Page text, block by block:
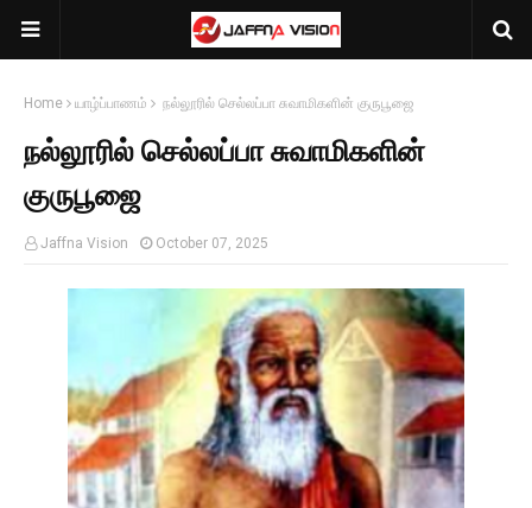
Home யாழ்ப்பாணம் நல்லூரில் செல்லப்பா சுவாமிகளின் குருபூஜை
நல்லூரில் செல்லப்பா சுவாமிகளின்
குருபூஜை
Jaffna Vision October 07, 2025